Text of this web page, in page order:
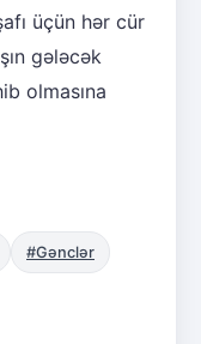
üçün hər cür
gələcək
olmasına
#Gənclər